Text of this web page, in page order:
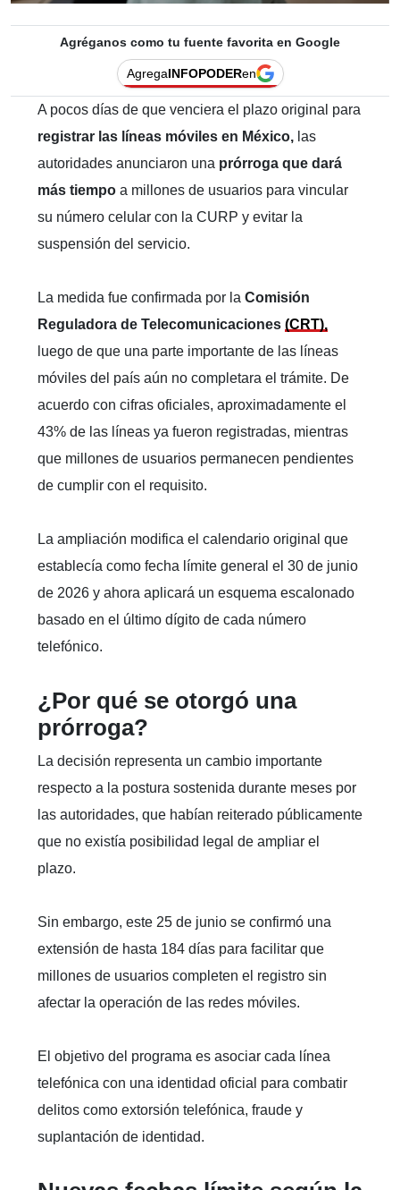
Agréganos como tu fuente favorita en Google
AgregaINFOPODERen
A pocos días de que venciera el plazo original para
registrar las líneas móviles en México, las
autoridades anunciaron una prórroga que dará
más tiempo a millones de usuarios para vincular
su número celular con la CURP y evitar la
suspensión del servicio.
La medida fue confirmada por la Comisión
Reguladora de Telecomunicaciones (CRT),
luego de que una parte importante de las líneas
móviles del país aún no completara el trámite. De
acuerdo con cifras oficiales, aproximadamente el
43% de las líneas ya fueron registradas, mientras
que millones de usuarios permanecen pendientes
de cumplir con el requisito.
La ampliación modifica el calendario original que
establecía como fecha límite general el 30 de junio
de 2026 y ahora aplicará un esquema escalonado
basado en el último dígito de cada número
telefónico.
¿Por qué se otorgó una
prórroga?
La decisión representa un cambio importante
respecto a la postura sostenida durante meses por
las autoridades, que habían reiterado públicamente
que no existía posibilidad legal de ampliar el
plazo.
Sin embargo, este 25 de junio se confirmó una
extensión de hasta 184 días para facilitar que
millones de usuarios completen el registro sin
afectar la operación de las redes móviles.
El objetivo del programa es asociar cada línea
telefónica con una identidad oficial para combatir
delitos como extorsión telefónica, fraude y
suplantación de identidad.